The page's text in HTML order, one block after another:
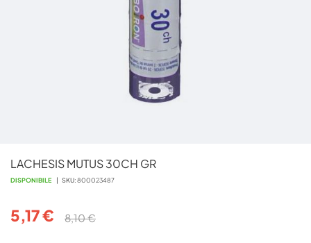
LACHESIS MUTUS 30CH GR
DISPONIBILE SKU 800023487
5,17 € 8,10 €
all'inizio
della
immagini